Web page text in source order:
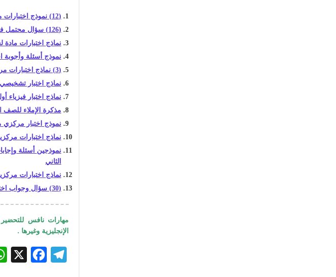
(12) نموذج اختبارات مركزية سابقة في اللغة الإنجليزية للصف الثالث المتوسط الفصل الدراسي الثاني
(126) سؤال محتمل في الاختبارات المركزية انجليزي TG1 رابع ابتدئي مع الترجمة والإجابات
نماذج اختبارات مادة
نموذج أسئلة وأجوبة
(3) نماذج اختبارات مركزية سابقة في الرياضيات للصف الثالث الابتدائي الفصل الدراسي الثاني
نماذج اختبار
نماذج اختبار
مذكرة الإملاء للصف
نموذج اختبار مركزي
نماذج اختبارات
نموذجين أسئلة
الثاني
نماذج اختبارات
(30) سؤال وجواب اختبارات مركزية سابقة مادة لغتي للصف الثالث الابتدائي الفصل الدراسي الثاني
مهارات نافس للتحضير
الإنجليزية وغيرها .
Te
F
X